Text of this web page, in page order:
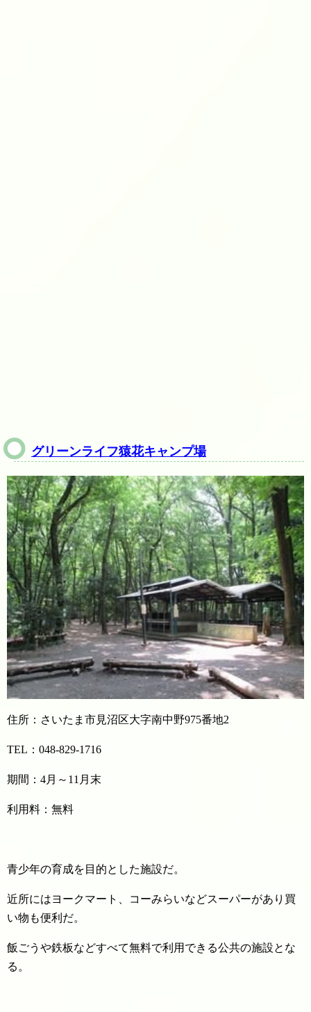
グリーンライフ猿花キャンプ場
住所：さいたま市見沼区大字南中野975番地2
TEL：048-829-1716
期間：4月～11月末
利用料：無料
青少年の育成を目的とした施設だ。
近所にはヨークマート、コーみらいなどスーパーがあり買
い物も便利だ。
飯ごうや鉄板などすべて無料で利用できる公共の施設とな
る。